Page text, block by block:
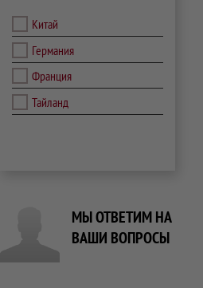
Китай
Германия
Франция
Тайланд
МЫ ОТВЕТИМ НА
ВАШИ ВОПРОСЫ